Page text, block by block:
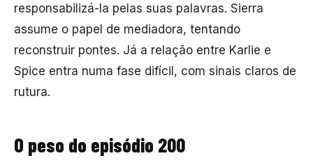
responsabilizá-la pelas suas palavras. Sierra
assume o papel de mediadora, tentando
reconstruir pontes. Já a relação entre Karlie e
Spice entra numa fase difícil, com sinais claros de
rutura.
O peso do episódio 200